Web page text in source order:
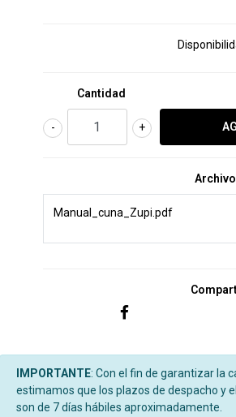
Cantidad
+
-
Manual_cuna_Zupi.pdf
IMPORTANTE: Con el fin de garantizar la
estimamos que los plazos de despacho y
son de 7 días hábiles aproximadamente.